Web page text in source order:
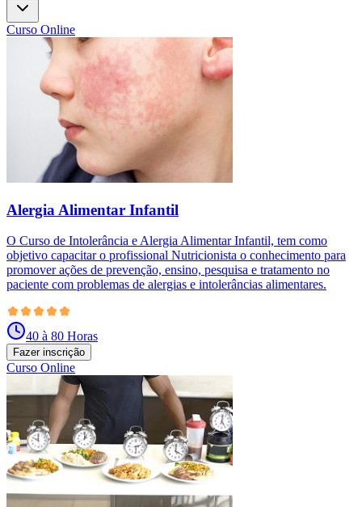
Curso Online
Alergia Alimentar Infantil
O Curso de Intolerância e Alergia Alimentar Infantil, tem como
objetivo capacitar o profissional Nutricionista o conhecimento para
promover ações de prevenção, ensino, pesquisa e tratamento no
paciente com problemas de alergias e intolerâncias alimentares.
40 à 80 Horas
Fazer inscrição
Curso Online